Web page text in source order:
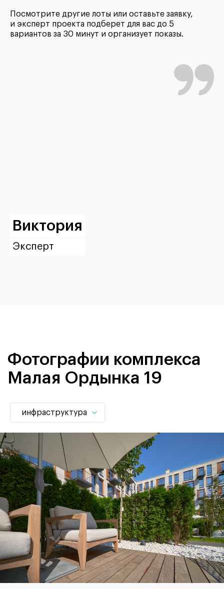
Посмотрите другие лоты или оставьте заявку,
и эксперт проекта подберет для вас до 5
вариантов за 30 минут и организует показы.
Виктория
Эксперт
Фотографии комплекса
Малая Ордынка 19
инфраструктура